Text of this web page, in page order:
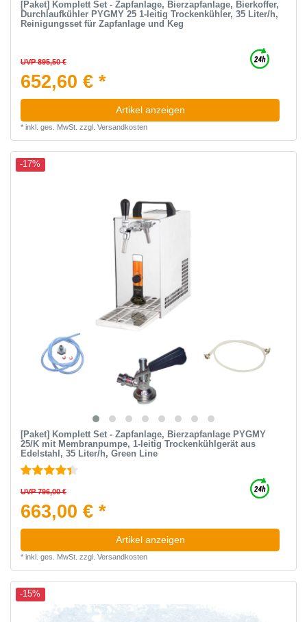
[Paket] Komplett Set - Zapfanlage, Bierzapfanlage, Bierkoffer,
Durchlaufkühler PYGMY 25 1-leitig Trockenkühler, 35 Liter/h,
Reinigungsset für Zapfanlage und Keg
UVP 895,50 €
652,60 € *
Artikel anzeigen
* inkl. ges. MwSt. zzgl. Versandkosten
-17%
[Paket] Komplett Set - Zapfanlage, Bierzapfanlage PYGMY
25/K mit Membranpumpe, 1-leitig Trockenkühlgerät aus
Edelstahl, 35 Liter/h, Green Line
UVP 796,00 €
663,00 € *
Artikel anzeigen
* inkl. ges. MwSt. zzgl. Versandkosten
-15%